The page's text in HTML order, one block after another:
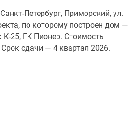
Петербург, Приморский, ул.
по которому построен дом —
25, ГК Пионер. Стоимость
сдачи — 4 квартал 2026.